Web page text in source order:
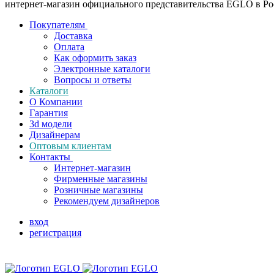
интернет-магазин официального представительства EGLO в
Покупателям
Доставка
Оплата
Как оформить заказ
Электронные каталоги
Вопросы и ответы
Каталоги
О Компании
Гарантия
3d модели
Дизайнерам
Оптовым клиентам
Контакты
Интернет-магазин
Фирменные магазины
Розничные магазины
Рекомендуем дизайнеров
вход
регистрация